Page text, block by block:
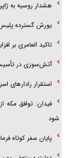
هشدار روسیه به
یورش گسترده پلیس
تاکید العامری بر
آتش‌سوزی در
استقرار رادارهای
شود
پایان سفر کوتاه